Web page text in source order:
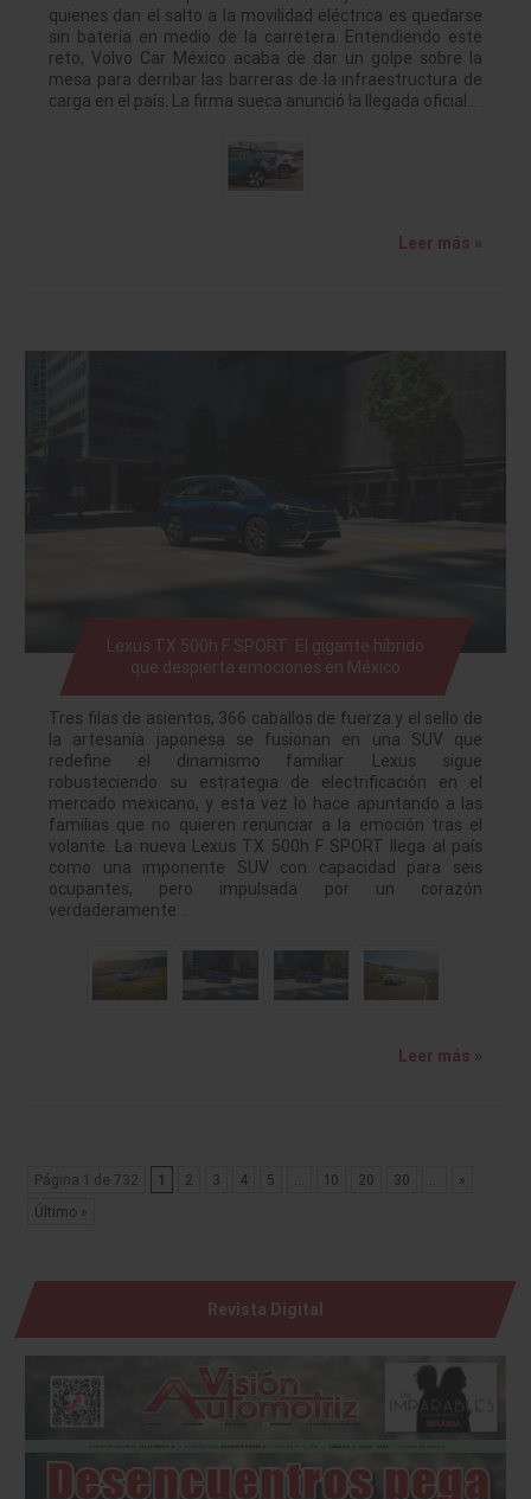
quienes dan el salto a la movilidad eléctrica es quedarse
sin batería en medio de la carretera. Entendiendo este
reto, Volvo Car México acaba de dar un golpe sobre la
mesa para derribar las barreras de la infraestructura de
carga en el país. La firma sueca anunció la llegada oficial…
Leer más »
Lexus TX 500h F SPORT: El gigante híbrido
que despierta emociones en México
Tres filas de asientos, 366 caballos de fuerza y el sello de
la artesanía japonesa se fusionan en una SUV que
redefine el dinamismo familiar. Lexus sigue
robusteciendo su estrategia de electrificación en el
mercado mexicano, y esta vez lo hace apuntando a las
familias que no quieren renunciar a la emoción tras el
volante. La nueva Lexus TX 500h F SPORT llega al país
como una imponente SUV con capacidad para seis
ocupantes, pero impulsada por un corazón
verdaderamente…
Leer más »
Página 1 de 732 1 2 3 4 5 10 20 30
»
Último »
Revista Digital